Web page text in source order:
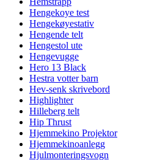
Hengekoye test
Hengekøyestativ
Hengende telt
Hengestol ute
Hengevugge
Hero 13 Black
Hestra votter barn
Hev-senk skrivebord
Highlighter
Hilleberg telt
Hip Thrust
Hjemmekino Projektor
Hjemmekinoanlegg
Hjulmonteringsvogn